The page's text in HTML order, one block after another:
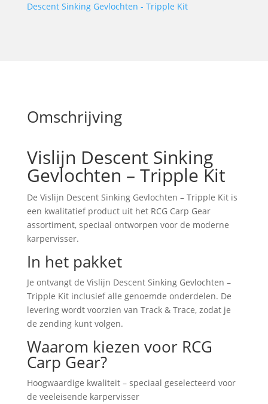
Descent Sinking Gevlochten - Tripple Kit
Omschrijving
Vislijn Descent Sinking
Gevlochten – Tripple Kit
De Vislijn Descent Sinking Gevlochten – Tripple Kit is
een kwalitatief product uit het RCG Carp Gear
assortiment, speciaal ontworpen voor de moderne
karpervisser.
In het pakket
Je ontvangt de Vislijn Descent Sinking Gevlochten –
Tripple Kit inclusief alle genoemde onderdelen. De
levering wordt voorzien van Track & Trace, zodat je
de zending kunt volgen.
Waarom kiezen voor RCG
Carp Gear?
Hoogwaardige kwaliteit – speciaal geselecteerd voor
de veeleisende karpervisser